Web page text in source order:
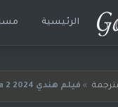
الرئيسية
» فيلم هندي Blackia 2 2024 مترجم